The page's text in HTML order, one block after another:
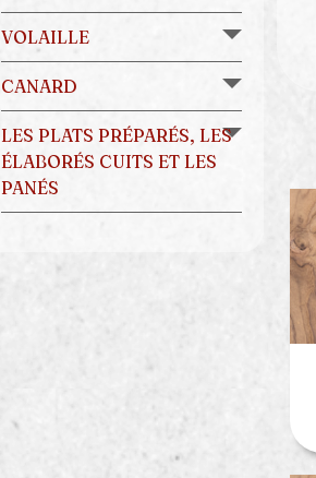
VOLAILLE
CANARD
LES PLATS PRÉPARÉS, LES
ÉLABORÉS CUITS ET LES
PANÉS